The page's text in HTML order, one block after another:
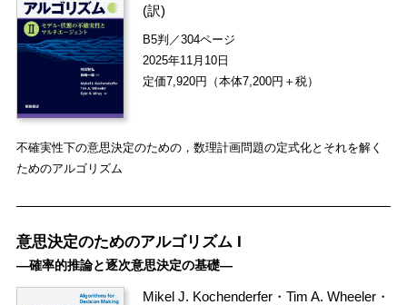
(訳)
B5判／304ページ
2025年11月10日
定価7,920円（本体7,200円＋税）
不確実性下の意思決定のための，数理計画問題の定式化とそれを解く
ためのアルゴリズム
意思決定のためのアルゴリズム I
―確率的推論と逐次意思決定の基礎―
Mikel J. Kochenderfer ・Tim A. Wheeler ・